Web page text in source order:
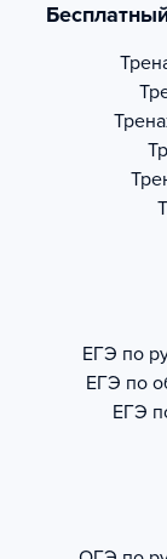
ЕГЭ по
ЕГЭ по
ЕГЭ